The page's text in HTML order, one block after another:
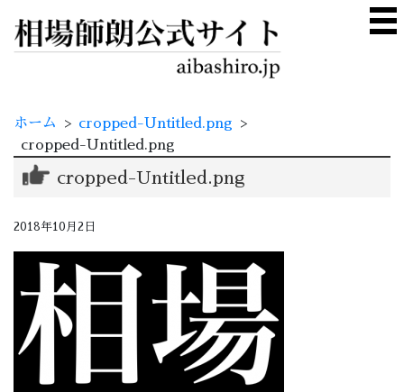
ホーム > cropped-Untitled.png
>
cropped-Untitled.png
cropped-Untitled.png
2018年10月2日